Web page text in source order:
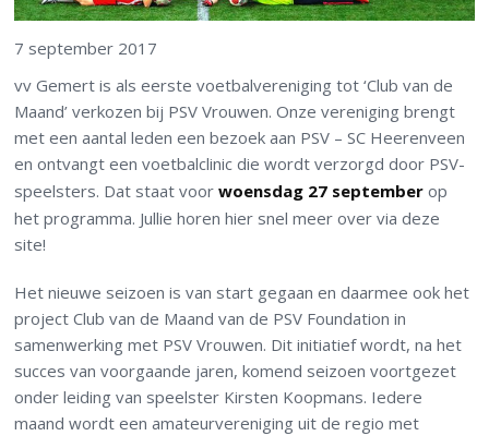
7 september 2017
vv Gemert is als eerste voetbalvereniging tot ‘Club van de
Maand’ verkozen bij PSV Vrouwen. Onze vereniging brengt
met een aantal leden een bezoek aan PSV – SC Heerenveen
en ontvangt een voetbalclinic die wordt verzorgd door PSV-
speelsters. Dat staat voorwoensdag 27 september op
het programma. Jullie horen hier snel meer over via deze
site!
Het nieuwe seizoen is van start gegaan en daarmee ook het
project Club van de Maand van de PSV Foundation in
samenwerking met PSV Vrouwen. Dit initiatief wordt, na het
succes van voorgaande jaren, komend seizoen voortgezet
onder leiding van speelster Kirsten Koopmans. Iedere
maand wordt een amateurvereniging uit de regio met